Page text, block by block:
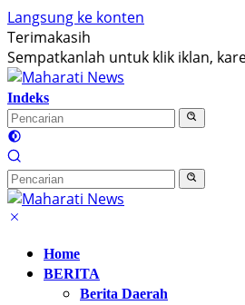
Langsung ke konten
Terimakasih
Sempatkanlah untuk klik iklan,
Indeks
Home
BERITA
Berita Daerah